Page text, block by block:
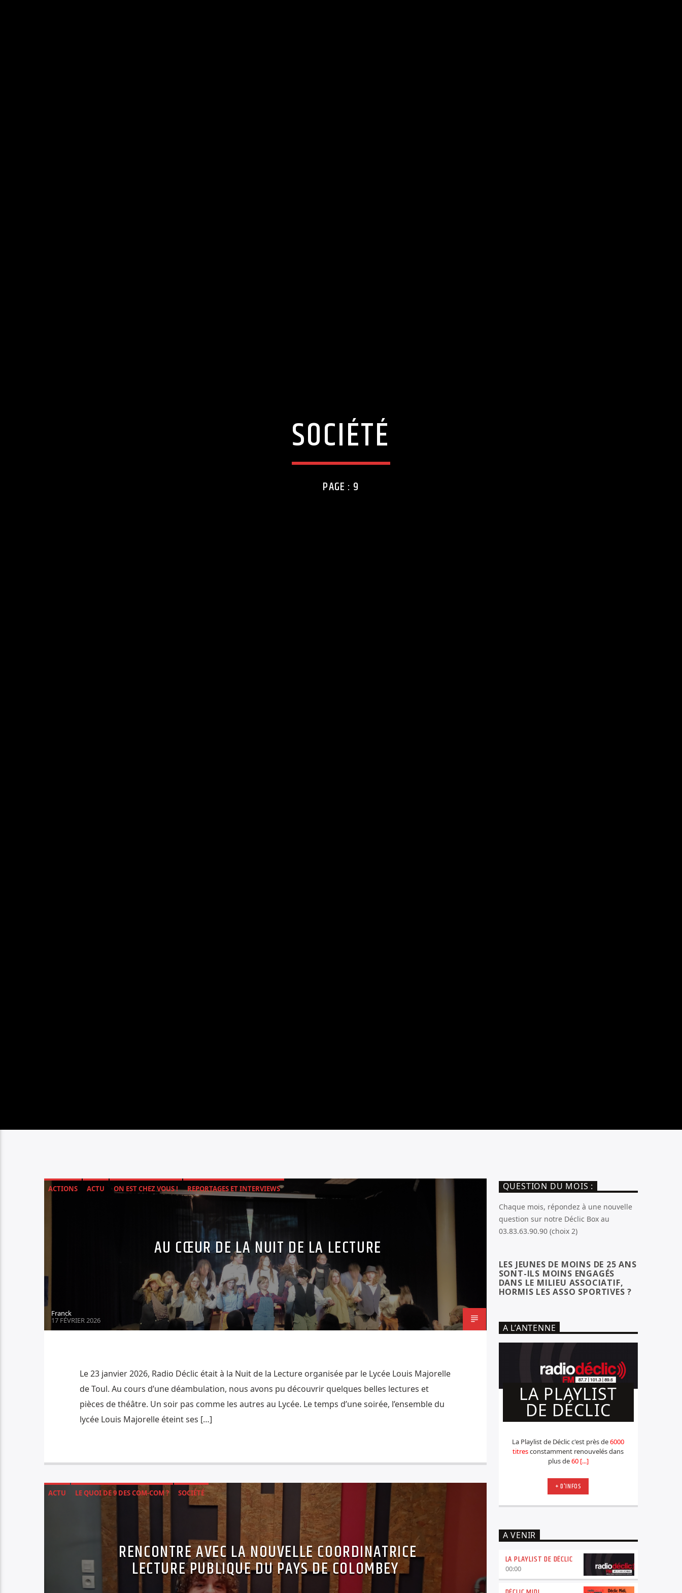
SOCIÉTÉ
PAGE : 9
ACTIONS ACTU ON EST CHEZ VOUS ! REPORTAGES ET INTERVIEWS
AU CŒUR DE LA NUIT DE LA LECTURE
Franck
17 FÉVRIER 2026
Le 23 janvier 2026, Radio Déclic était à la Nuit de la Lecture organisée par le Lycée Louis Majorelle
de Toul. Au cours d’une déambulation, nous avons pu découvrir quelques belles lectures et
pièces de théâtre. Un soir pas comme les autres au Lycée. Le temps d’une soirée, l’ensemble du
lycée Louis Majorelle éteint ses […]
ACTU LE QUOI DE 9 DES COM-COM ? SOCIÉTÉ
RENCONTRE AVEC LA NOUVELLE COORDINATRICE
LECTURE PUBLIQUE DU PAYS DE COLOMBEY
QUESTION DU MOIS :
Chaque mois, répondez à une nouvelle
question sur notre Déclic Box au
03.83.63.90.90 (choix 2)
LES JEUNES DE MOINS DE 25 ANS
SONT-ILS MOINS ENGAGÉS
DANS LE MILIEU ASSOCIATIF,
HORMIS LES ASSO SPORTIVES ?
A L’ANTENNE
LA PLAYLIST
DE DÉCLIC
La Playlist de Déclic c'est près de6000
titresconstamment renouvelés dans
plus de60 [...]
+ D'INFOS
A VENIR
LA PLAYLIST DE DÉCLIC
00:00